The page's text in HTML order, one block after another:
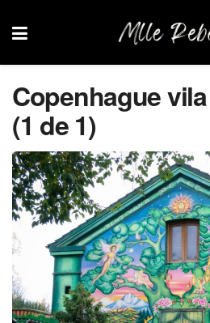
Copenhague
(1 de 1)